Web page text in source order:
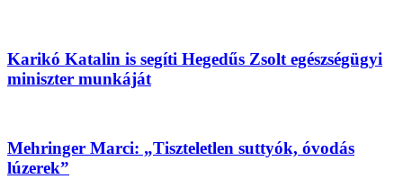
Karikó Katalin is segíti Hegedűs Zsolt egészségügyi
miniszter munkáját
Mehringer Marci: „Tiszteletlen suttyók, óvodás
lúzerek”